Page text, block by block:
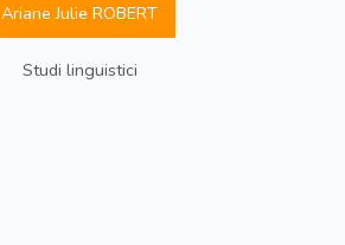
Ariane Julie ROBERT
Studi linguistici